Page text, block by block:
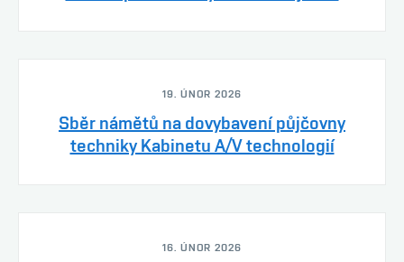
19. ÚNOR 2026
Sběr námětů na dovybavení půjčovny
techniky Kabinetu A/V technologií
16. ÚNOR 2026